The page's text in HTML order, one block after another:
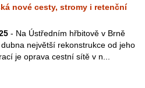
nové cesty, stromy i retenční
- Na Ústředním hřbitově v Brně
největší rekonstrukce od jeho
je oprava cestní sítě v n...